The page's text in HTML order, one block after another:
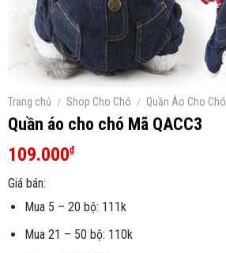
Trang chủ / Shop Cho Chó / Quần Áo Cho Chó
Quần áo cho chó Mã QACC3
109.000₫
Giá bán:
Mua 5 – 20 bộ: 111k
Mua 21 – 50 bộ: 110k